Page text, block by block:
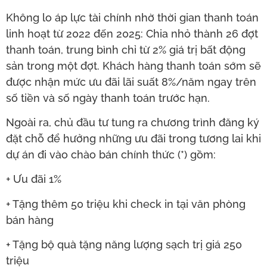
Không lo áp lực tài chính nhờ thời gian thanh toán
linh hoạt từ 2022 đến 2025: Chia nhỏ thành 26 đợt
thanh toán, trung bình chỉ từ 2% giá trị bất động
sản trong một đợt. Khách hàng thanh toán sớm sẽ
được nhận mức ưu đãi lãi suất 8%/năm ngay trên
số tiền và số ngày thanh toán trước hạn.
Ngoài ra, chủ đầu tư tung ra chương trình đăng ký
đặt chỗ để hưởng những ưu đãi trong tương lai khi
dự án đi vào chào bán chính thức (*) gồm:
+ Ưu đãi 1%
+ Tặng thêm 50 triệu khi check in tại văn phòng
bán hàng
+ Tặng bộ quà tặng năng lượng sạch trị giá 250
triệu